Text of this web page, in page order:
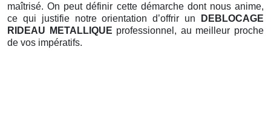
maîtrisé. On peut définir cette démarche dont nous anime,
ce qui justifie notre orientation d’offrir un
DEBLOCAGE
RIDEAU METALLIQUE professionnel, au meilleur proche
de vos impératifs.